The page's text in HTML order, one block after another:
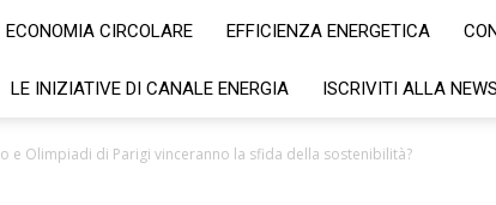
ECONOMIA CIRCOLARE EFFICIENZA ENERGETICA
LE INIZIATIVE DI CANALE ENERGIA ISCRIVITI ALLA
e Olimpiadi di Parigi vinceranno la sfida della sostenibilità?